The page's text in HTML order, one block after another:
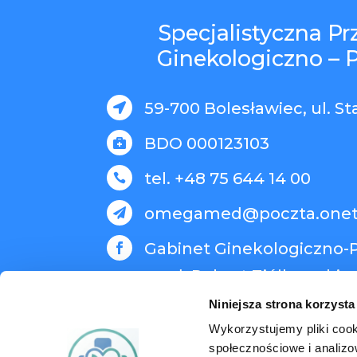
Niniejsza strona
Wykorzystujemy pliki
społecznościowe i
Specjalistyczna
Ginekologiczno –
 59-700 Bolesławiec, ul.
 BDO 000123103
 tel. +48 75 644 14 00


Gabinet Ginekologiczno-
med. Robert Ziółkowski